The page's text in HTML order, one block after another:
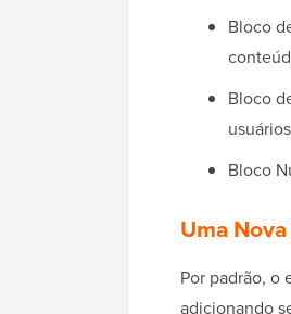
Bloco
Bloco
Bloco
Uma
Por padrão, o
adicionando